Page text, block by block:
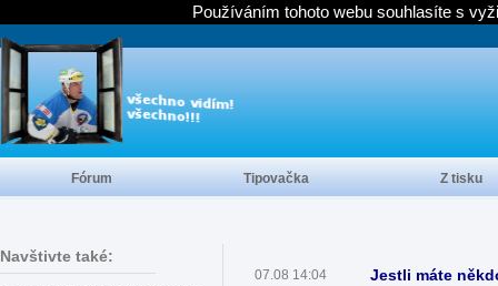
Navštivte také:
07.08 14:04 Jestli máte
Fórum Tipovačka Z tisku
Používáním tohoto webu souhlasíte s